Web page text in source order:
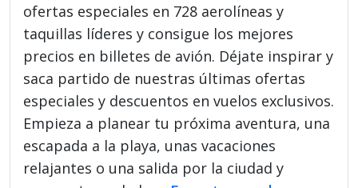
ofertas especiales en 728 aerolíneas y
taquillas líderes y consigue los mejores
precios en billetes de avión. Déjate inspirar y
saca partido de nuestras últimas ofertas
especiales y descuentos en vuelos exclusivos.
Empieza a planear tu próxima aventura, una
escapada a la playa, unas vacaciones
relajantes o una salida por la ciudad y